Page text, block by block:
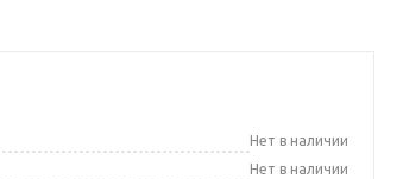
Нет в наличии
Нет в наличии